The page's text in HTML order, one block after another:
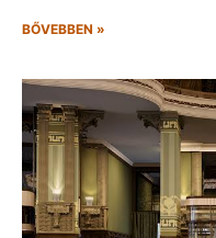
BŐVEBBEN »